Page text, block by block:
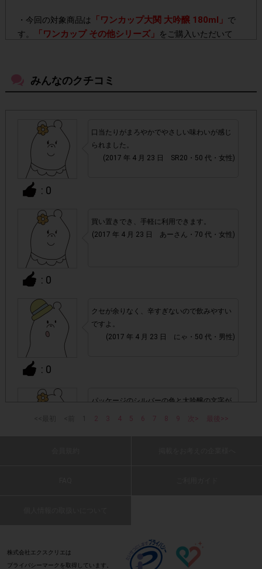
・今回の対象商品は 「ワンカップ大関 大吟醸 180ml」 で
す。
「ワンカップ その他シリーズ」
をご購入いただいて
・ご購入本数は2本です。2本に満たない数をご購入いただ
いた場合はポイント付与対象外となります。
・20歳以上の成人の方が対象です。
推奨チェーン以外の店舗でもご購入いただけます。
・店舗によって取扱いのない場合があります。予めご了承く
・参加(申し込み)を回答前にしていただければ、募集人数が
上限に達しても、掲載期間内のアンケート回答が可能です。
・他サイトのテンタメを含め、1つのアンケートにつき1人1
・悪質な投稿があった場合、
だくこともあります。
・スマートフォン、携帯電話、タブレットPCにつきまし
ます。
・他のサイトでの参加を含めて、1つのアンケートに対して
みんなのクチコミ
: 0
口当たりがまろやかでやさしい味わいが感じ
られました。
(2017 年 4 月 23 日 SR20・50 代・女性)
: 0
買い置きでき、手軽に利用できます。
(2017 年 4 月 23 日 あーさん・70 代・女性)
: 0
クセが余りなく、辛すぎないので飲みやすい
ですよ。
(2017 年 4 月 23 日 にゃ・50 代・男性)
パッケージのシルバーの色と大吟醸の文字が
: 0
2 3 4 5 6 7 8 9 次> 最後>>
株式会社エクスクリエは
プライバシーマークを取得しています。